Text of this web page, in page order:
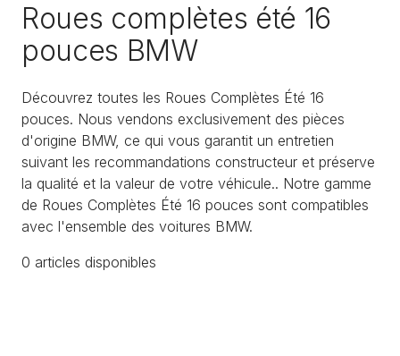
Roues complètes été 16
pouces BMW
Découvrez toutes les Roues Complètes Été 16
pouces. Nous vendons exclusivement des pièces
d'origine BMW, ce qui vous garantit un entretien
suivant les recommandations constructeur et préserve
la qualité et la valeur de votre véhicule.. Notre gamme
de Roues Complètes Été 16 pouces sont compatibles
avec l'ensemble des voitures BMW.
0 articles disponibles